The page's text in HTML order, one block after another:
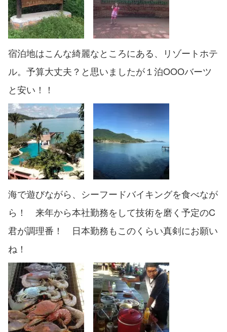
宿泊地はこんな綺麗なところにある、リゾートホテ
ル。予算大丈夫？と思いましたが１泊OOOバーツ
と安い！！
海で遊びながら、シーフードバイキングを食べなが
ら！ 来年から本社勤務をして技術を磨く予定のC
君が調理番！ 日本勤務もこのくらい真剣にお願い
ね！